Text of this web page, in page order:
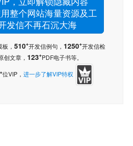
整个网站海量资源及工
发信不再石沉大海
， 510+开发信例句， 1250+开发信检
创文章， 123+PDF电子书等。
位VIP， 进一步了解VIP特权